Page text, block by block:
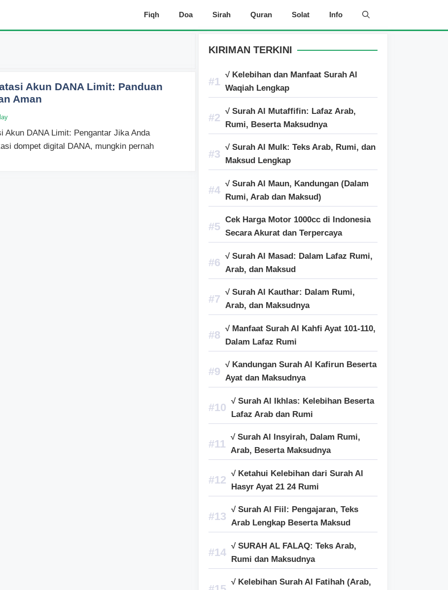
Fiqh Doa Sirah Quran Solat Info
Akun DANA Limit: Panduan
Aman
Akun DANA Limit: Pengantar Jika Anda
dompet digital DANA, mungkin pernah
KIRIMAN TERKINI
√ Kelebihan dan Manfaat Surah Al
Waqiah Lengkap
√ Surah Al Mutaffifin: Lafaz Arab,
Rumi, Beserta Maksudnya
√ Surah Al Mulk: Teks Arab, Rumi, dan
Maksud Lengkap
√ Surah Al Maun, Kandungan (Dalam
Rumi, Arab dan Maksud)
Cek Harga Motor 1000cc di Indonesia
Secara Akurat dan Terpercaya
√ Surah Al Masad: Dalam Lafaz Rumi,
Arab, dan Maksud
√ Surah Al Kauthar: Dalam Rumi,
Arab, dan Maksudnya
√ Manfaat Surah Al Kahfi Ayat 101-110,
Dalam Lafaz Rumi
√ Kandungan Surah Al Kafirun Beserta
Ayat dan Maksudnya
√ Surah Al Ikhlas: Kelebihan Beserta
Lafaz Arab dan Rumi
√ Surah Al Insyirah, Dalam Rumi,
Arab, Beserta Maksudnya
√ Ketahui Kelebihan dari Surah Al
Hasyr Ayat 21 24 Rumi
√ Surah Al Fiil: Pengajaran, Teks
Arab Lengkap Beserta Maksud
√ SURAH AL FALAQ: Teks Arab,
Rumi dan Maksudnya
√ Kelebihan Surah Al Fatihah (Arab,